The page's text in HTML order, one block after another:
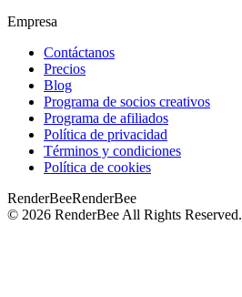
Empresa
Contáctanos
Precios
Blog
Programa de socios creativos
Programa de afiliados
Política de privacidad
Términos y condiciones
Política de cookies
RenderBeeRenderBee
© 2026 RenderBee All Rights Reserved.